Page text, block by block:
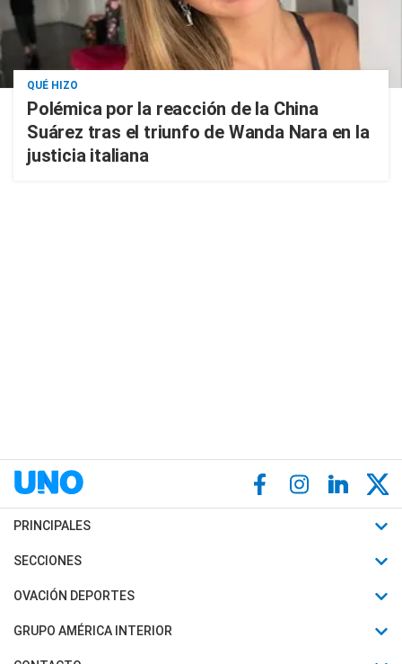
QUÉ HIZO
Polémica por la reacción de la China
Suárez tras el triunfo de Wanda Nara en la
justicia italiana
PRINCIPALES
Últimas Noticias
Política
SECCIONES
Horóscopo
Motores
OVACIÓN DEPORTES
Fútbol
Mundial
GRUPO AMÉRICA INTERIOR